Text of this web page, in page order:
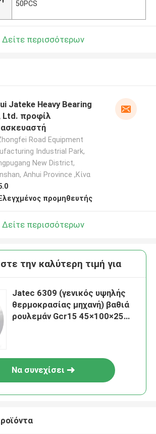
50PCS
Δείτε περισσότερων
Jateke Heavy Bearing
Ltd. προφίλ
Road Equipment
Industrial Park,
New District,
Anhui Province ,Κίνα
Ελεγχμένος προμηθευτής
Δείτε περισσότερων
την καλύτερη τιμή για
Jatec 6309 (γενικός υψηλής
θερμοκρασίας μηχανή) βαθιά
ρουλεμάν Gcr15 45×100×25
Να συνεχίσει